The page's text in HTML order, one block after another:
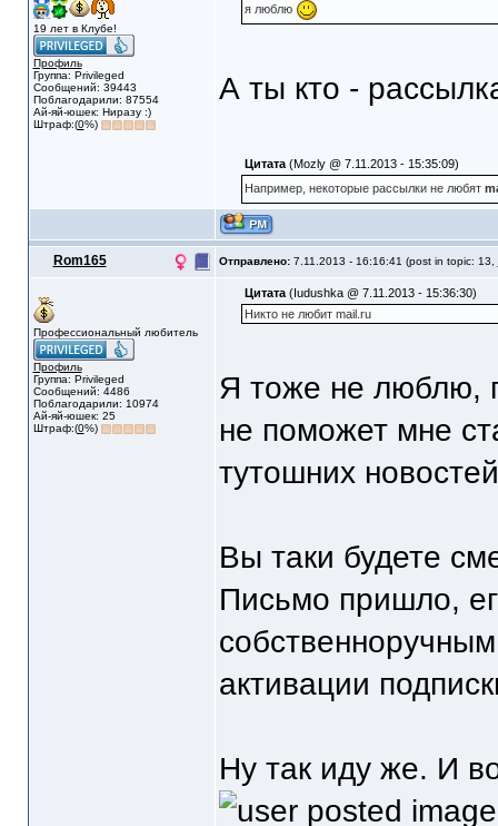
19 лет в Клубе!
Профиль
Группа: Privileged
Сообщений: 39443
Поблагодарили: 87554
Ай-яй-юшек: Ниразу :)
Штраф:(0%)
я люблю
А ты кто -
Цитата(Mozly @ 7.11.2013 - 15:35:09)
Например, некоторые рассылки не любят
Rom165 Отправлено: 7.11.2013 - 16:16:41 (post in topic: 13,
Профессиональный любитель
Профиль
Группа: Privileged
Сообщений: 4486
Поблагодарили: 10974
Ай-яй-юшек: 25
Штраф:(0%)
Цитата(Iudushka @ 7.11.2013 - 15:36:30)
Никто не любит mail.ru
Я тоже не люблю,
не поможет мне
тутошних
Вы таки будете
Письмо пришло,
активации
Ну так иду же. И